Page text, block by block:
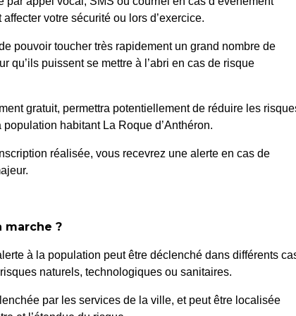
85/25 –
d’Anthéron Horaires
votre sécurité ou lors d’exercice.
pouvoir toucher très rapidement un grand nombre de
qu’ils puissent se mettre à l’abri en cas de risque
gratuit, permettra potentiellement de réduire les
habitant La Roque d’Anthéron.
réalisée, vous recevrez une alerte en cas de
marche ?
à la population peut être déclenché dans différents
naturels, technologiques ou sanitaires.
par les services de la ville, et peut être localisée